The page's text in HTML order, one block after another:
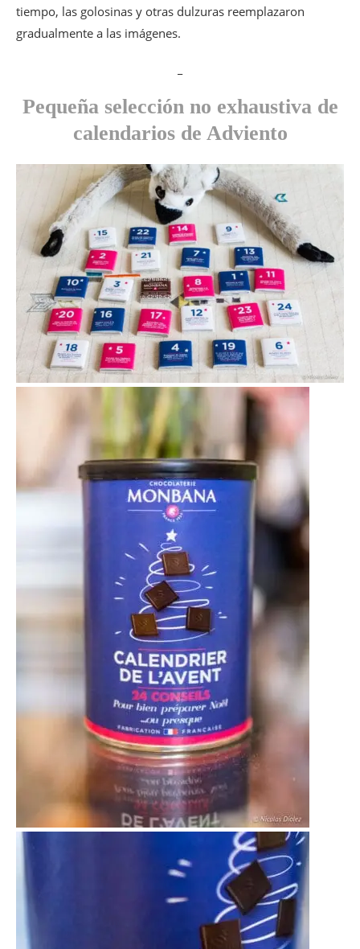
tiempo, las golosinas y otras dulzuras reemplazaron
gradualmente a las imágenes.
Pequeña selección no exhaustiva de
calendarios de Adviento